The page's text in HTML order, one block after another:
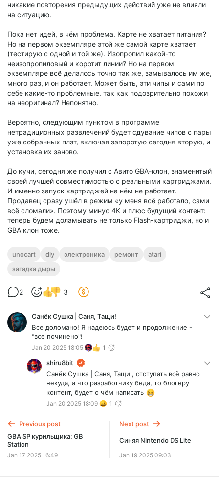
никакие повторения предыдущих действий уже не влияли
на ситуацию.
Пока нет идей, в чём проблема. Карте не хватает питания?
Но на первом экземпляре этой же самой карте хватает
(тестирую с одной и той же). Изопропил какой-то
неизопропиловый и коротит линии? Но на первом
экземпляре всё делалось точно так же, замывалось им же,
много раз, и он работает. Может быть, эти чипы и сами по
себе какие-то проблемные, так как подозрительно похожи
на неоригинал? Непонятно.
Вероятно, следующим пунктом в программе
нетрадиционных развлечений будет сдувание чипов с пары
уже собранных плат, включая запоротую сегодня вторую, и
установка их заново.
До кучи, сегодня же получил с Авито GBA-клон, знаменитый
своей лучшей совместимостью с реальными картриджами.
И именно запуск картриджей на нём не работает.
Продавец сразу ушёл в режим «у меня всё работало, сами
всё сломали». Поэтому минус 4К и плюс будущий контент:
теперь будем доламывать не только Flash-картриджи, но и
GBA клон тоже.
unocart diy электроника ремонт
atari
загадка дыры
2 3
Санёк Сушка | Саня, Тащи!
Все доломано! Я надеюсь будет и продолжение -
"все починено"!
Jan 20 2025 18:05 1
shiru8bit
Санёк Сушка | Саня, Тащи!, отступать всё равно
некуда, а что разработчику беда, то блогеру
контент, будет о чём написать
Jan 20 2025 18:09 1
Previous post
GBA SP курильщика: GB
Station
Jan 17 2025 16:49
Next post
Синяя Nintendo DS Lite
Jan 19 2025 09:03